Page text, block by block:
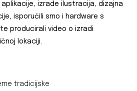
izrade ilustracija, dizajna
isporučili smo i hardware s
producirali video o izradi
lokaciji.
tradicijske